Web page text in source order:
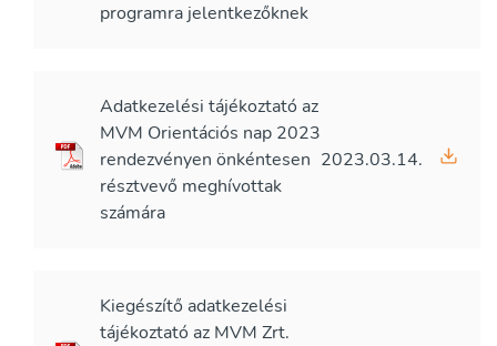
programra jelentkezőknek
Adatkezelési tájékoztató az
MVM Orientációs nap 2023
rendezvényen önkéntesen
résztvevő meghívottak
számára
2023.03.14.
Kiegészítő adatkezelési
tájékoztató az MVM Zrt.